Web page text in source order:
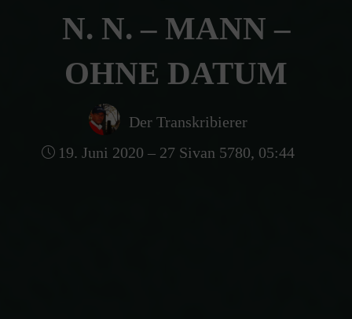
N. N. – MANN –
OHNE DATUM
Der Transkribierer
19. Juni 2020 – 27 Sivan 5780, 05:44